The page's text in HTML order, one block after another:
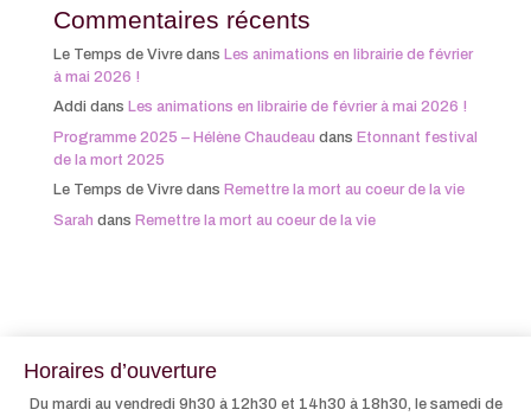
Commentaires récents
Le Temps de Vivredans Les animations en librairie de février
à mai 2026 !
Addi dans Les animations en librairie de février à mai 2026 !
Programme 2025 – Hélène Chaudeau dans Etonnant festival
de la mort 2025
Le Temps de Vivredans Remettre la mort au coeur de la vie
Sarah dans Remettre la mort au coeur de la vie
Horaires d’ouverture
Du mardi au vendredi 9h30 à 12h30 et 14h30 à 18h30, le samedi de